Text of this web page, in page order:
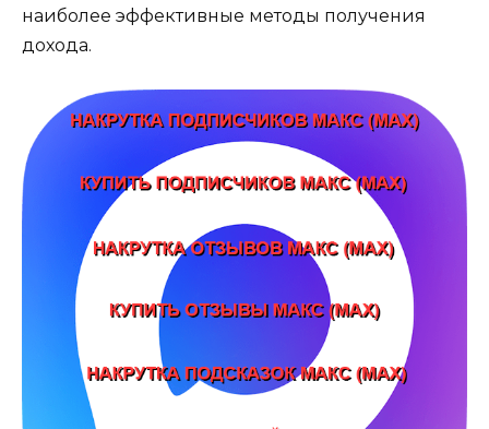
наиболее эффективные методы получения
дохода.